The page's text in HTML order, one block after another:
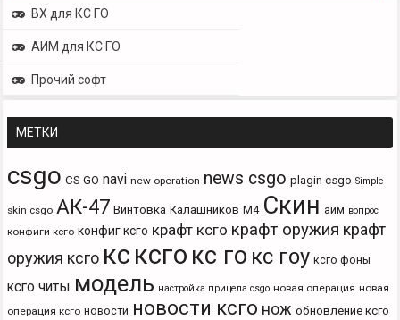
ВХ для КС ГО
АИМ для КС ГО
Прочий софт
МЕТКИ
csgo CS GO navi new operation news csgo plagin csgo Simple
skin csgo АК-47 Винтовка Калашников М4 Скин аим вопрос
конфиги ксго конфиг ксго крафт ксго крафт оружия крафт
оружия ксго кс ксго кс го кс гоу ксго фоны
ксго читы модель настройка прицела csgo новая операция новая
операция ксго новости новости ксго нож обновление ксго